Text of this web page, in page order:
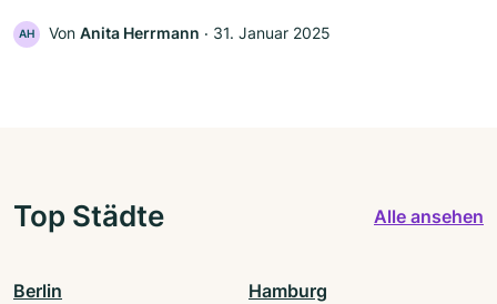
AH Von Anita Herrmann ‧ 31. Januar 2025
Top Städte Alle ansehen
Berlin Hamburg